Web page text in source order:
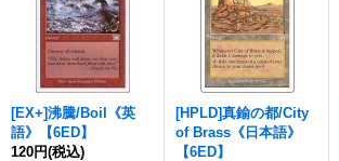
[EX+]沸騰/Boil《英
語》【6ED】
120円(税込)
[HPLD]真鍮の都/City
of Brass《日本語》
【6ED】